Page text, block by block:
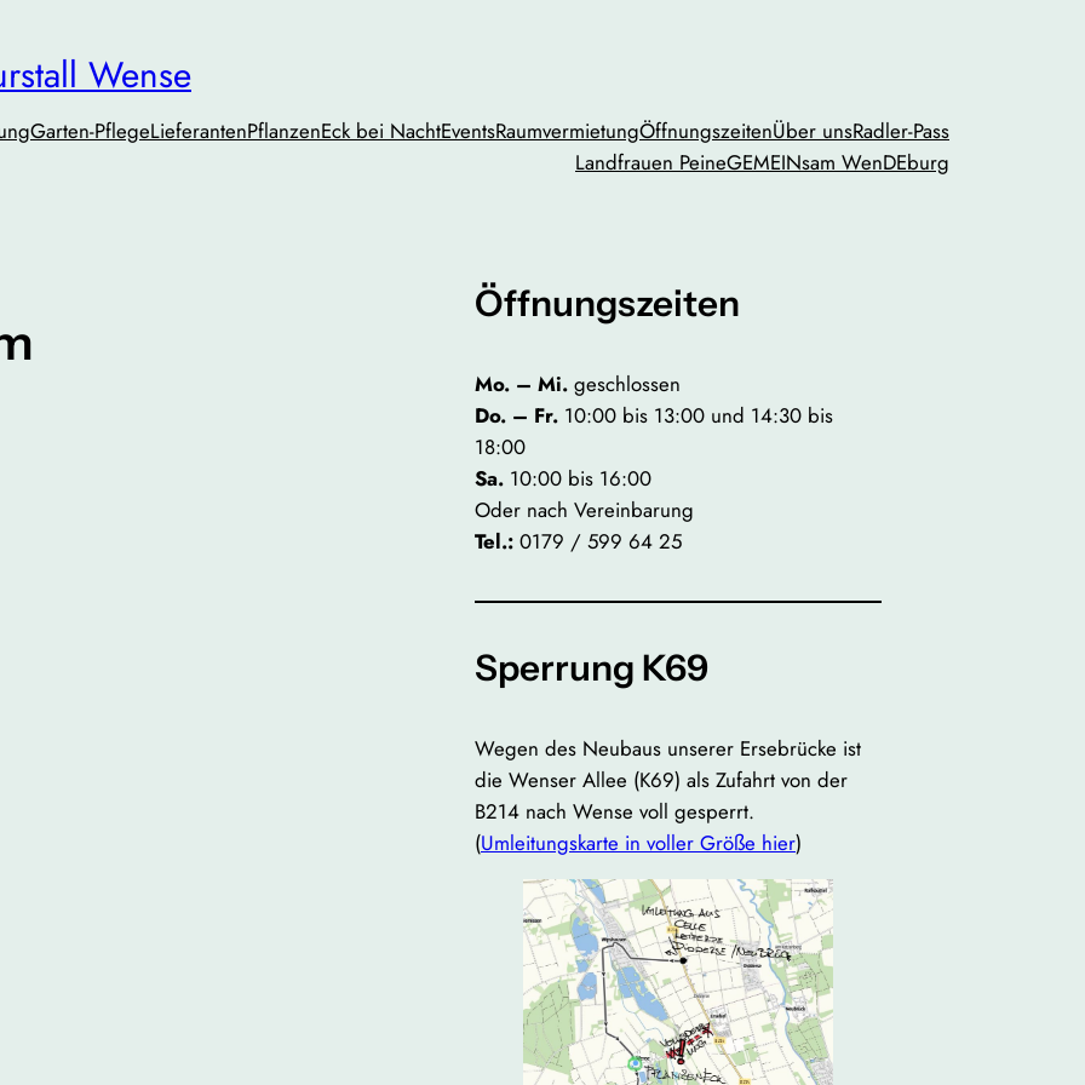
Wense
Garten-PflegeLieferantenPflanzenEck bei NachtEventsRaumvermietungÖffnungszeitenÜber unsRadler-Pass
Landfrauen PeineGEMEINsam WenDEburg
Öffnungszeiten
Mo. – Mi. geschlossen
Do. – Fr. 10:00 bis 13:00 und 14:30 bis
18:00
Sa. 10:00 bis 16:00
Oder nach Vereinbarung
Tel.: 0179 / 599 64 25
Sperrung K69
Wegen des Neubaus unserer Ersebrücke ist
die Wenser Allee (K69) als Zufahrt von der
B214 nach Wense voll gesperrt.
(Umleitungskarte in voller Größe hier)